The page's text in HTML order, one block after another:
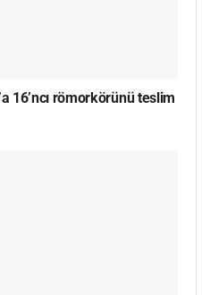
16’ncı römorkörünü teslim